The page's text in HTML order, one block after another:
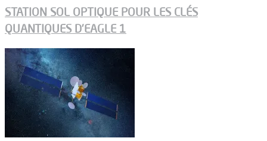
STATION SOL OPTIQUE POUR LES CLÉS
QUANTIQUES D’EAGLE 1